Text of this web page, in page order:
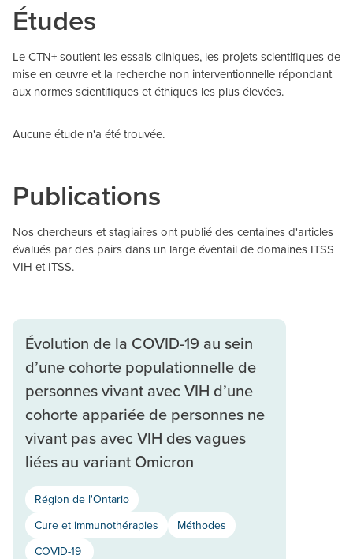
Études
Le CTN+ soutient les essais cliniques, les projets scientifiques de
mise en œuvre et la recherche non interventionnelle répondant
aux normes scientifiques et éthiques les plus élevées.
Aucune étude n'a été trouvée.
Publications
Nos chercheurs et stagiaires ont publié des centaines d'articles
évalués par des pairs dans un large éventail de domaines ITSS
VIH et ITSS.
Évolution de la COVID-19 au sein
d’une cohorte populationnelle de
personnes vivant avec VIH d’une
cohorte appariée de personnes ne
vivant pas avec VIH des vagues
liées au variant Omicron
Région de l'Ontario
Cure et immunothérapies
Méthodes
COVID-19